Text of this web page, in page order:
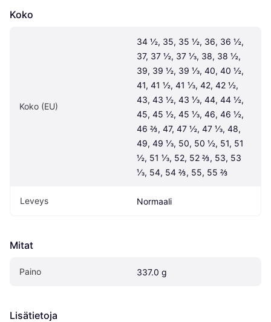
Koko
Koko (EU)
34 ½, 35, 35 ½, 36, 36 ½,
37, 37 ½, 37 ⅓, 38, 38 ½,
39, 39 ½, 39 ⅓, 40, 40 ½,
41, 41 ½, 41 ⅓, 42, 42 ½,
43, 43 ½, 43 ⅓, 44, 44 ½,
45, 45 ½, 45 ⅓, 46, 46 ½,
46 ⅔, 47, 47 ½, 47 ⅓, 48,
49, 49 ⅓, 50, 50 ½, 51, 51
½, 51 ⅓, 52, 52 ⅔, 53, 53
⅓, 54, 54 ⅔, 55, 55 ⅔
Leveys Normaali
Mitat
Paino 337.0 g
Lisätietoja